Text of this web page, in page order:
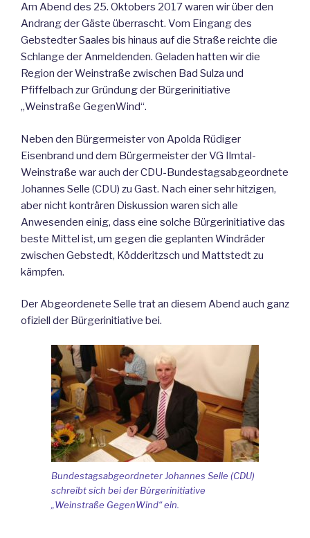
Am Abend des 25. Oktobers 2017 waren wir über den
Andrang der Gäste überrascht. Vom Eingang des
Gebstedter Saales bis hinaus auf die Straße reichte die
Schlange der Anmeldenden. Geladen hatten wir die
Region der Weinstraße zwischen Bad Sulza und
Pfiffelbach zur Gründung der Bürgerinitiative
„Weinstraße GegenWind“.
Neben den Bürgermeister von Apolda Rüdiger
Eisenbrand und dem Bürgermeister der VG Ilmtal-
Weinstraße war auch der CDU-Bundestagsabgeordnete
Johannes Selle (CDU) zu Gast. Nach einer sehr hitzigen,
aber nicht konträren Diskussion waren sich alle
Anwesenden einig, dass eine solche Bürgerinitiative das
beste Mittel ist, um gegen die geplanten Windräder
zwischen Gebstedt, Ködderitzsch und Mattstedt zu
kämpfen.
Der Abgeordenete Selle trat an diesem Abend auch ganz
ofiziell der Bürgerinitiative bei.
Bundestagsabgeordneter Johannes Selle (CDU)
schreibt sich bei der Bürgerinitiative
„Weinstraße GegenWind“ ein.